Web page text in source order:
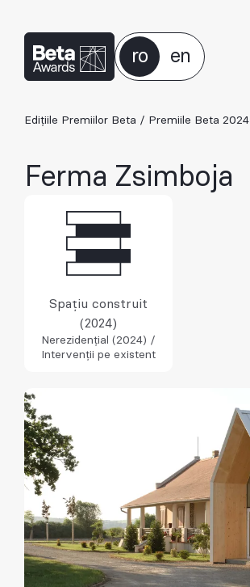
ro en
Edițiile Premiilor Beta / Premiile Beta 2024
Ferma Zsimboja
Spațiu construit
(2024)
Nerezidențial (2024) /
Intervenții pe existent